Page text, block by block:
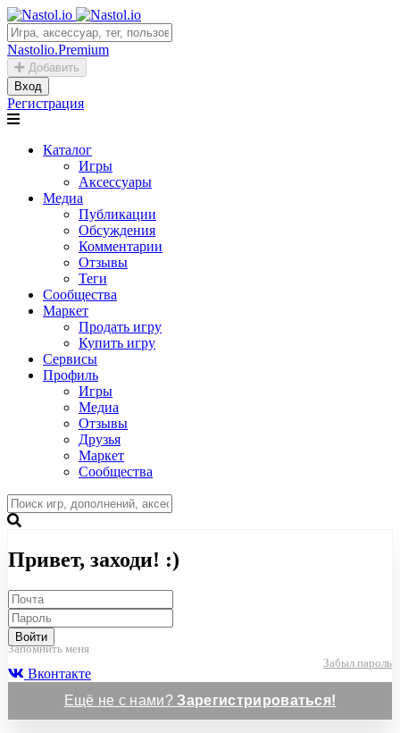
Nastolio.Premium
Добавить
Вход
Регистрация
Каталог
Игры
Аксессуары
Медиа
Публикации
Обсуждения
Комментарии
Отзывы
Теги
Сообщества
Маркет
Продать игру
Купить игру
Сервисы
Профиль
Игры
Медиа
Отзывы
Друзья
Маркет
Сообщества
Привет, заходи! :)
Войти
Запомнить меня
Забыл пароль
Вконтакте
Ещё не с нами?Зарегистрироваться!